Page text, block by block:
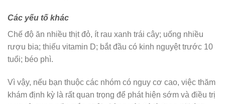
Các yếu tố khác
Chế độ ăn nhiều thịt đỏ, ít rau xanh trái cây; uống nhiều
rượu bia; thiếu vitamin D; bắt đầu có kinh nguyệt trước 10
tuổi; béo phì.
Vì vậy, nếu bạn thuộc các nhóm có nguy cơ cao, việc thăm
khám định kỳ là rất quan trọng để phát hiện sớm và điều trị